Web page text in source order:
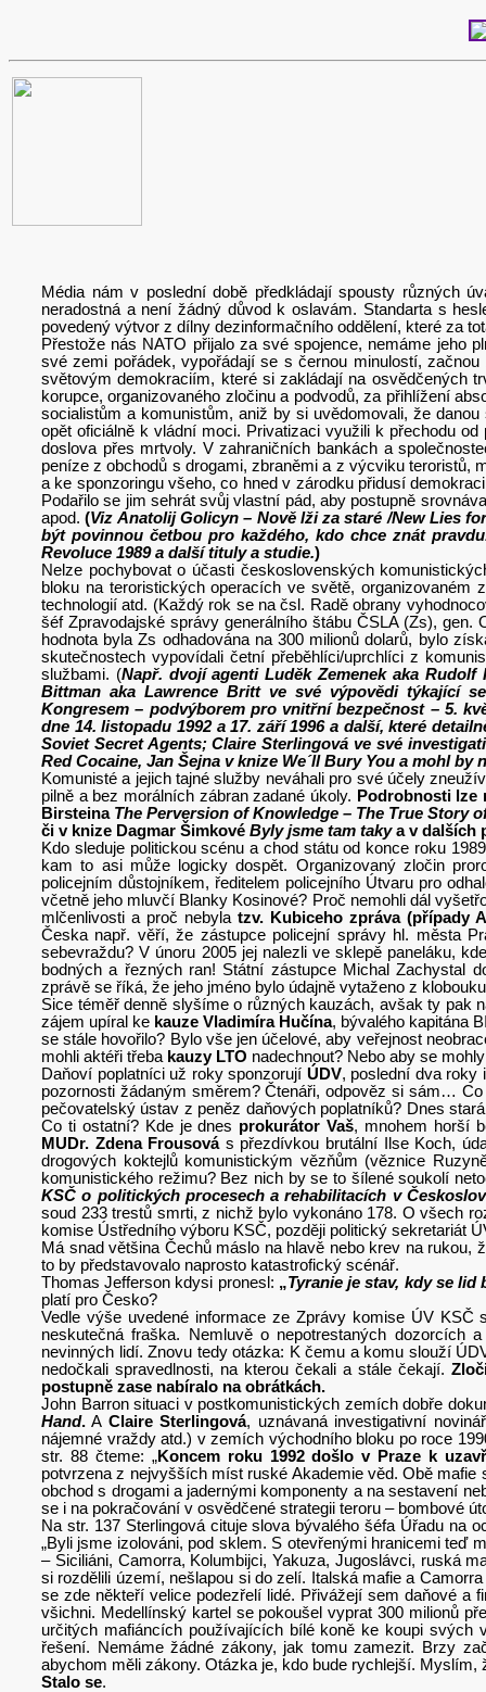
Média nám v poslední době předkládají spousty různých
neradostná a není žádný důvod k oslavám. Standarta s
povedený výtvor z dílny dezinformačního oddělení, které za
Přestože nás NATO přijalo za své spojence, nemáme jeho
své zemi pořádek, vypořádají se s černou minulostí,
světovým demokraciím, které si zakládají na osvědčených
korupce, organizovaného zločinu a podvodů, za přihlížení
socialistům a komunistům, aniž by si uvědomovali, že
opět oficiálně k vládní moci. Privatizaci využili k přechodu
doslova přes mrtvoly. V zahraničních bankách a
peníze z obchodů s drogami, zbraněmi a z výcviku teroristů,
a ke sponzoringu všeho, co hned v zárodku přidusí
Podařilo se jim sehrát svůj vlastní pád, aby postupně
apod.(Viz Anatolij Golicyn – Nově lži za staré /New Lies
být povinnou četbou pro každého, kdo chce znát
Revoluce 1989 a další tituly a studie.)
Nelze pochybovat o účasti československých
bloku na teroristických operacích ve světě,
technologií atd. (Každý rok se na čsl. Radě obrany
šéf Zpravodajské správy generálního štábu ČSLA (Zs),
hodnota byla Zs odhadována na 300 milionů dolarů, bylo
skutečnostech vypovídali četní přeběhlíci/uprchlíci z
službami. (Např. dvojí agenti Luděk Zemenek aka
Bittman aka Lawrence Britt ve své výpovědi týkající
Kongresem – podvýborem pro vnitřní bezpečnost – 5.
dne 14. listopadu 1992 a 17. září 1996 a další, které
Soviet Secret Agents; Claire Sterlingová ve své
Red Cocaine, Jan Šejna v knize We´ll Bury You a mohl
Komunisté a jejich tajné služby neváhali pro své účely
pilně a bez morálních zábran zadané úkoly. Podrobnosti lze
Birsteina The Perversion of Knowledge – The True Story
či v knize Dagmar Šimkové Byly jsme tam takya v dalších
Kdo sleduje politickou scénu a chod státu od konce roku
kam to asi může logicky dospět. Organizovaný zločin
policejním důstojníkem, ředitelem policejního Útvaru pro
včetně jeho mluvčí Blanky Kosinové? Proč nemohli dál
mlčenlivosti a proč nebyla tzv. Kubiceho zpráva (případy
Česka např. věří, že zástupce policejní správy hl. města
sebevraždu? V únoru 2005 jej nalezli ve sklepě paneláku,
bodných a řezných ran! Státní zástupce Michal Zachystal
zprávě se říká, že jeho jméno bylo údajně vytaženo z
Sice téměř denně slyšíme o různých kauzách, avšak ty pak
zájem upíral ke kauze Vladimíra Hučína, bývalého kapitána
se stále hovořilo? Bylo vše jen účelové, aby veřejnost
mohli aktéři třeba kauzy LTO nadechnout? Nebo aby se
Daňoví poplatníci už roky sponzorují ÚDV, poslední dva roky
pozornosti žádaným směrem? Čtenáři, odpověz si sám…
pečovatelský ústav z peněz daňových poplatníků? Dnes
Co ti ostatní? Kde je dnes prokurátor Vaš, mnohem horší
MUDr. Zdena Frousovás přezdívkou brutální Ilse Koch,
drogových koktejlů komunistickým vězňům (věznice
komunistického režimu? Bez nich by se to šílené soukolí
KSČ o politických procesech a rehabilitacích v
soud 233 trestů smrti, z nichž bylo vykonáno 178. O všech
komise Ústředního výboru KSČ, později politický sekretariát
Má snad většina Čechů máslo na hlavě nebo krev na
to by představovalo naprosto katastrofický scénář.
Thomas Jefferson kdysi pronesl: „Tyranie je stav, kdy se
platí pro Česko?
Vedle výše uvedené informace ze Zprávy komise ÚV
neskutečná fraška. Nemluvě o nepotrestaných
nevinných lidí. Znovu tedy otázka: K čemu a komu slouží
nedočkali spravedlnosti, na kterou čekali a stále čekají.
postupně zase nabíralo na obrátkách.
John Barron situaci v postkomunistických zemích dobře
Hand. A Claire Sterlingová, uznávaná investigativní
nájemné vraždy atd.) v zemích východního bloku po roce
str. 88 čteme: „Koncem roku 1992 došlo v Praze k
potvrzena z nejvyšších míst ruské Akademie věd. Obě
obchod s drogami a jadernými komponenty a na sestavení
se i na pokračování v osvědčené strategii teroru – bombové
Na str. 137 Sterlingová cituje slova bývalého šéfa Úřadu na
„Byli jsme izolováni, pod sklem. S otevřenými hranicemi teď
– Siciliáni, Camorra, Kolumbijci, Yakuza, Jugoslávci, ruská
si rozdělili území, nešlapou si do zelí. Italská mafie a
se zde někteří velice podezřelí lidé. Přivážejí sem daňové a
všichni. Medellínský kartel se pokoušel vyprat 300 milionů
určitých mafiáncích používajících bílé koně ke koupi svých
řešení. Nemáme žádné zákony, jak tomu zamezit. Brzy
abychom měli zákony. Otázka je, kdo bude rychlejší. Myslím,
Stalo se.